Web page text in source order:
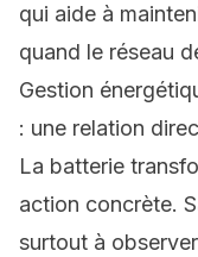
qui aide à
quand le réseau
Gestion
: une relation
La batterie
action concrète.
surtout à